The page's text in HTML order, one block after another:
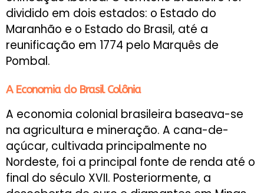
dividido em dois estados: o Estado do
Maranhão e o Estado do Brasil, até a
reunificação em 1774 pelo Marquês de
Pombal.
A Economia do Brasil Colônia
A economia colonial brasileira baseava-se
na agricultura e mineração. A cana-de-
açúcar, cultivada principalmente no
Nordeste, foi a principal fonte de renda até o
final do século XVII. Posteriormente, a